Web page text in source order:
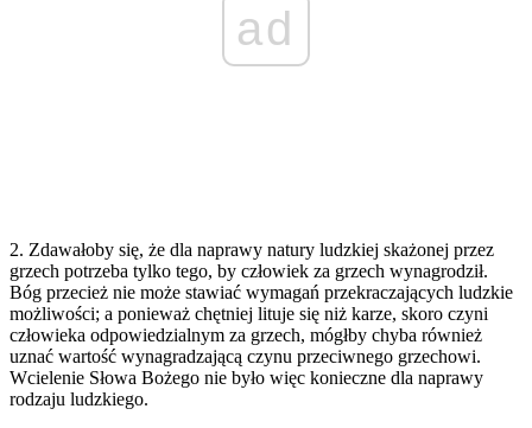
ad
2. Zdawałoby się, że dla naprawy natury ludzkiej skażonej przez
grzech potrzeba tylko tego, by człowiek za grzech wynagrodził.
Bóg przecież nie może stawiać wymagań przekraczających ludzkie
możliwości; a ponieważ chętniej lituje się niż karze, skoro czyni
człowieka odpowiedzialnym za grzech, mógłby chyba również
uznać wartość wynagradzającą czynu przeciwnego grzechowi.
Wcielenie Słowa Bożego nie było więc konieczne dla naprawy
rodzaju ludzkiego.